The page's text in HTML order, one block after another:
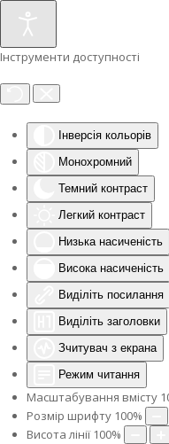
Інструменти доступності
Інверсія кольорів
Монохромний
Темний контраст
Легкий контраст
Низька насиченість
Висока насиченість
Виділіть посилання
Виділіть заголовки
Зчитувач з екрана
Режим читання
Масштабування вмісту
Розмір шрифту 100%
Висота лінії 100%